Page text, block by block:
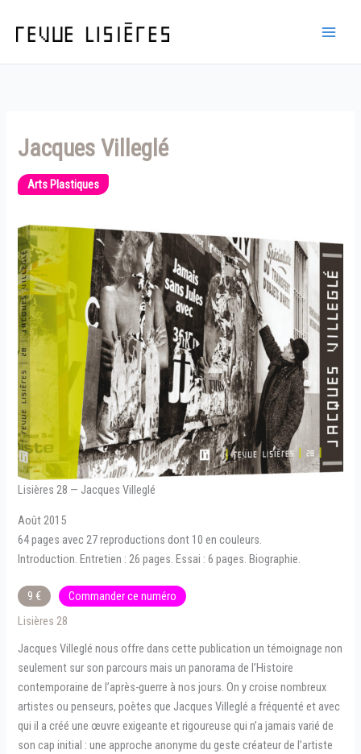
Jacques Villeglé
Arts Plastiques
Lisières 28 — Jacques Villeglé
Août 2015
64 pages avec 27 reproductions dont 10 en couleurs.
Introduction. Entretien : 26 pages. Essai : 6 pages. Biographie.
9 €
Commander ce numéro
Lisières 28
Jacques Villeglé nous offre dans cette publication un témoignage non
seulement sur son parcours mais un panorama de l’Histoire
contemporaine de l’après-guerre à nos jours. On y croise nombreux
artistes ou penseurs, poètes que Jacques Villeglé a fréquenté et avec
qui il a créé une œuvre exigeante et rigoureuse qui n’a jamais varié de
son cap initial : une approche anonyme du geste créateur de l’artiste